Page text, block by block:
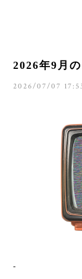
2026年9月
2026/07/07
-